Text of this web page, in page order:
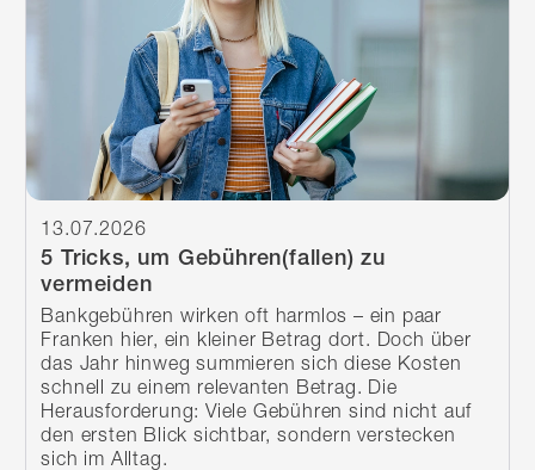
5 Tricks, um Gebühren(fallen) zu
vermeiden
13.07.2026
Bankgebühren wirken oft harmlos – ein paar
Franken hier, ein kleiner Betrag dort. Doch über
das Jahr hinweg summieren sich diese Kosten
schnell zu einem relevanten Betrag. Die
Herausforderung: Viele Gebühren sind nicht auf
den ersten Blick sichtbar, sondern verstecken
sich im Alltag.